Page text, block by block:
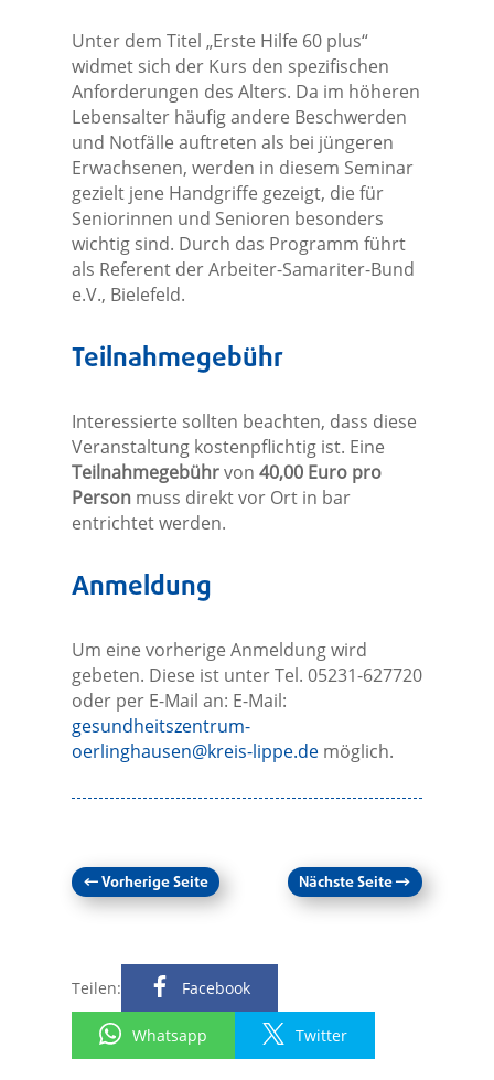
Unter dem Titel „Erste Hilfe 60 plus“
widmet sich der Kurs den spezifischen
Anforderungen des Alters. Da im höheren
Lebensalter häufig andere Beschwerden
und Notfälle auftreten als bei jüngeren
Erwachsenen, werden in diesem Seminar
gezielt jene Handgriffe gezeigt, die für
Seniorinnen und Senioren besonders
wichtig sind. Durch das Programm führt
als Referent der Arbeiter-Samariter-Bund
e.V., Bielefeld.
Teilnahmegebühr
Interessierte sollten beachten, dass diese
Veranstaltung kostenpflichtig ist. Eine
Teilnahmegebührvon 40,00 Euro pro
Personmuss direkt vor Ort in bar
entrichtet werden.
Anmeldung
Um eine vorherige Anmeldung wird
gebeten. Diese ist unter Tel. 05231-627720
oder per E-Mail an: E-Mail:
gesundheitszentrum-
oerlinghausen@kreis-lippe.demöglich.
←Vorherige Seite Nächste Seite→
Teilen: Facebook
Whatsapp Twitter